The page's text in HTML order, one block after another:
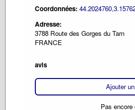
Coordonnées:
Adresse:
3788 Route des Gorges du Tarn
FRANCE
avis
Ajouter
Pas encore